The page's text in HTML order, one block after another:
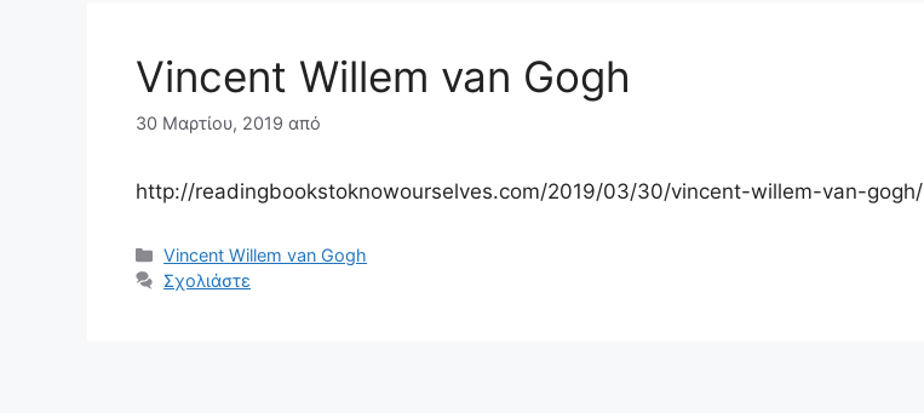
Vincent Willem van Gogh
30 Μαρτίου, 2019 από
http://readingbookstoknowourselves.com/2019/03/30/vincent-willem-van-gogh/
Κατηγορίες
Vincent Willem van Gogh
Σχολιάστε